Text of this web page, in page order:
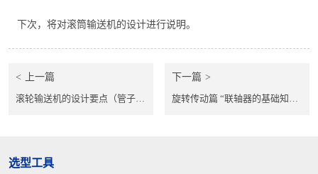
下次，将对滚筒输送机的设计进行说明。
上一篇
下一篇
选型工具